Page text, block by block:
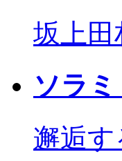
坂上田
ソラ
邂逅